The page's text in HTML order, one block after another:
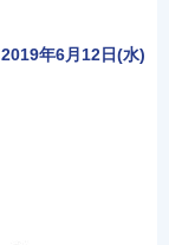
2019年6月12日(水)